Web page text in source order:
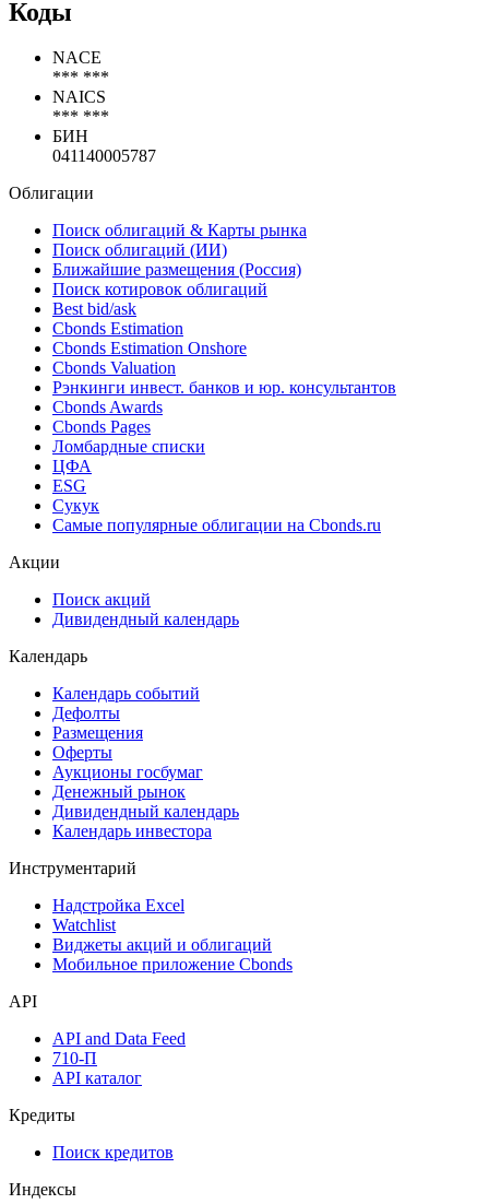
Коды
NACE
*** ***
NAICS
*** ***
БИН
041140005787
Облигации
Поиск облигаций & Карты рынка
Поиск облигаций (ИИ)
Ближайшие размещения (Россия)
Поиск котировок облигаций
Best bid/ask
Cbonds Estimation
Cbonds Estimation Onshore
Cbonds Valuation
Рэнкинги инвест. банков и юр. консультантов
Cbonds Awards
Cbonds Pages
Ломбардные списки
ЦФА
ESG
Сукук
Самые популярные облигации на Cbonds.ru
Акции
Поиск акций
Дивидендный календарь
Календарь
Календарь событий
Дефолты
Размещения
Оферты
Аукционы госбумаг
Денежный рынок
Дивидендный календарь
Календарь инвестора
Инструментарий
Надстройка Excel
Watchlist
Виджеты акций и облигаций
Мобильное приложение Cbonds
API
API and Data Feed
710-П
API каталог
Кредиты
Поиск кредитов
Индексы